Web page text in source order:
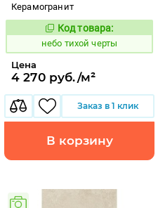
Керамогранит
1122120
Код товара:
небо тихой черты
Цена
4 270 руб./м²
Заказ в 1 клик
В корзину